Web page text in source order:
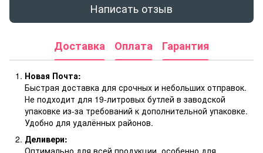
Написать отзыв
Доставка Оплата Гарантия
Новая Почта:
Быстрая доставка для срочных и небольших отправок.
Не подходит для 19-литровых бутлей в заводской
упаковке из-за требований к дополнительной упаковке.
Удобно для удалённых районов.
Деливери:
Оптимально для всей продукции, особенно для